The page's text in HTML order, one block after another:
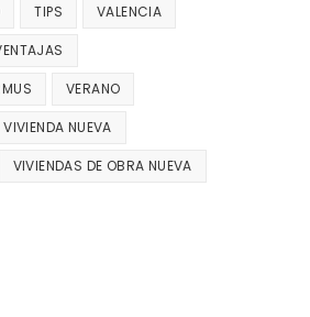
TIPS VALENCIA
VERANO
VIVIENDA NUEVA
VIVIENDAS DE OBRA NUEVA